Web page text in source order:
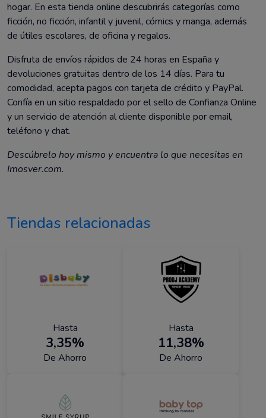
hogar. En esta tienda online descubrirás categorías como
ficción, no ficción, infantil y juvenil, cómics y manga, además
de útiles escolares, de oficina y regalos.
Disfruta de envíos rápidos de 24 horas en España y
devoluciones gratuitas dentro de los 14 días. Para tu
comodidad, acepta pagos con tarjeta de crédito y PayPal.
Confía en un sitio respaldado por el sello de Confianza Online
y un servicio de atención al cliente disponible por email,
teléfono y chat.
Descúbrelo hoy mismo y encuentra lo que necesitas en
Imosver.com.
Tiendas relacionadas
Hasta
3,35%
De Ahorro
Hasta
11,38%
De Ahorro